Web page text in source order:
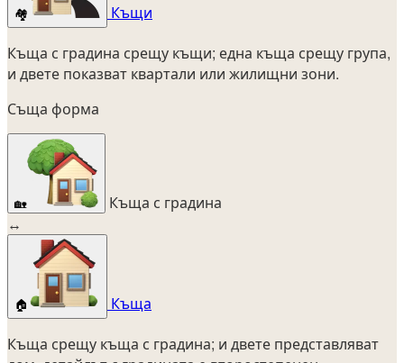
🏘️
Къщи
Къща с градина срещу къщи; една къща срещу група,
и двете показват квартали или жилищни зони.
Съща форма
🏡
Къща с градина
↔
🏠
Къща
Къща срещу къща с градина; и двете представляват